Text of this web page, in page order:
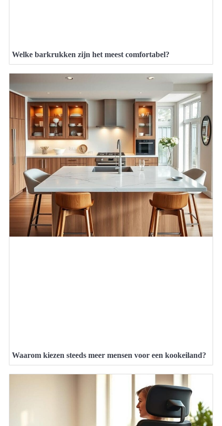
Welke barkrukken zijn het meest comfortabel?
Waarom kiezen steeds meer mensen voor een kookeiland?